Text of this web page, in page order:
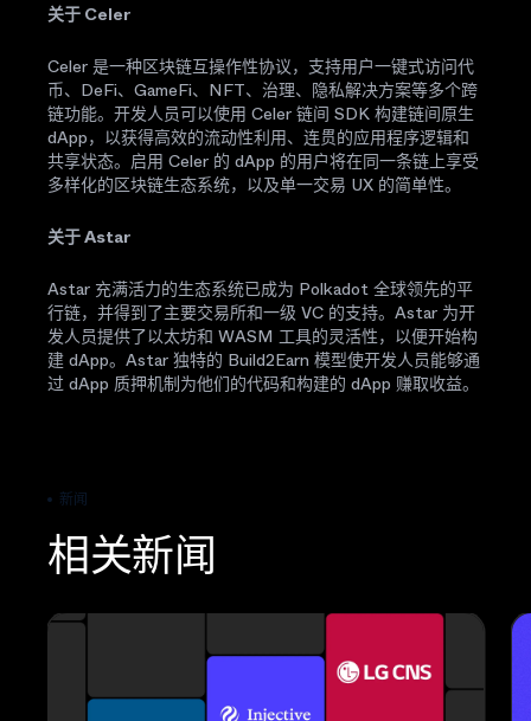
关于 Celer
Celer 是一种区块链互操作性协议，支持用户一键式访问代
币、DeFi、GameFi、NFT、治理、隐私解决方案等多个跨
链功能。开发人员可以使用 Celer 链间 SDK 构建链间原生
dApp，以获得高效的流动性利用、连贯的应用程序逻辑和
共享状态。启用 Celer 的 dApp 的用户将在同一条链上享受
多样化的区块链生态系统，以及单一交易 UX 的简单性。
关于 Astar
Astar 充满活力的生态系统已成为 Polkadot 全球领先的平
行链，并得到了主要交易所和一级 VC 的支持。Astar 为开
发人员提供了以太坊和 WASM 工具的灵活性，以便开始构
建 dApp。Astar 独特的 Build2Earn 模型使开发人员能够通
过 dApp 质押机制为他们的代码和构建的 dApp 赚取收益。
新闻
相关新闻